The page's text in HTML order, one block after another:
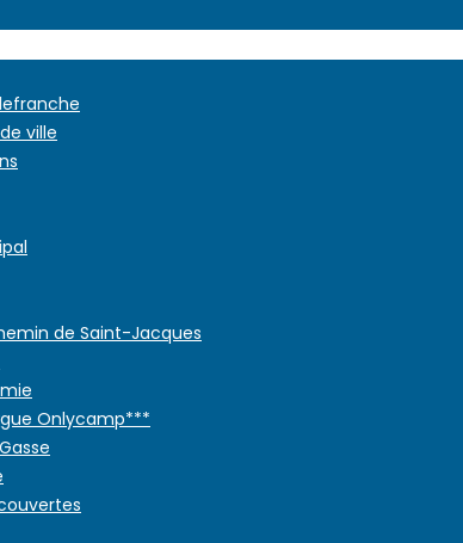
ville
de Saint-Jacques
Onlycamp***